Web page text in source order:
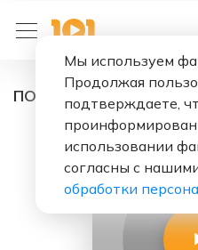
ПОЧТА ФМ - радио
Мы используем
Продолжая
подтверждаете,
использовании
согласны с
обработки